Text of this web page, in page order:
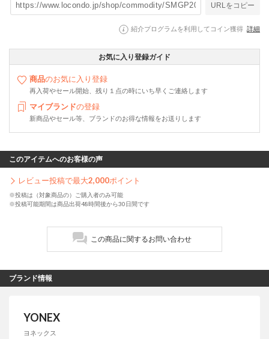
URLをコピー
紹介プログラムを利用してコイン獲得 詳細
お気に入り登録ガイド
商品のお気に入り登録
再入荷やセール開始、残り１点の時にいち早くご連絡します
マイブランドの登録
新商品やセール等、ブランドのお得な情報をお送りします
このアイテムへのお客様の声
レビュー投稿で最大2,000ポイント
※投稿は（対象商品の）ご購入者のみ可能
※投稿可能期間は商品出荷48時間後から30日間です
この商品に関するお問い合わせ
ブランド情報
YONEX
ヨネックス